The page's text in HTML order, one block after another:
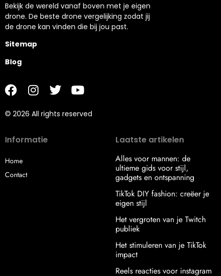
Bekijk de wereld vanaf boven met je eigen
drone. De beste drone vergelijking zodat jij
de drone kan vinden die bij jou past.
Sitemap
Blog
© 2026 All rights reserved
Informatie
Home
Contact
Laatste artikelen
Alles voor mannen: de
ultieme gids voor stijl,
gadgets en ontspanning
TikTok DIY fashion: creëer je
eigen stijl
Het vergroten van je Twitch
publiek
Het stimuleren van je TikTok
impact
Reels reacties voor instagram